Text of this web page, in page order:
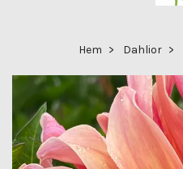
Hem Dahlior